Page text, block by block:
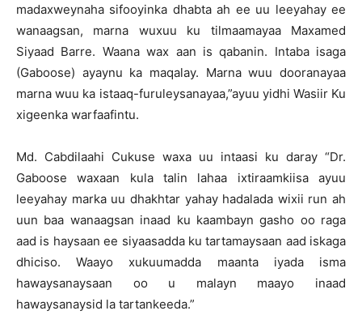
madaxweynaha sifooyinka dhabta ah ee uu leeyahay ee
wanaagsan, marna wuxuu ku tilmaamayaa Maxamed
Siyaad Barre. Waana wax aan is qabanin. Intaba isaga
(Gaboose) ayaynu ka maqalay. Marna wuu dooranayaa
marna wuu ka istaaq-furuleysanayaa,”ayuu yidhi Wasiir Ku
xigeenka warfaafintu.
Md. Cabdilaahi Cukuse waxa uu intaasi ku daray “Dr.
Gaboose waxaan kula talin lahaa ixtiraamkiisa ayuu
leeyahay marka uu dhakhtar yahay hadalada wixii run ah
uun baa wanaagsan inaad ku kaambayn gasho oo raga
aad is haysaan ee siyaasadda ku tartamaysaan aad iskaga
dhiciso. Waayo xukuumadda maanta iyada isma
hawaysanaysaan oo u malayn maayo inaad
hawaysanaysid la tartankeeda.”